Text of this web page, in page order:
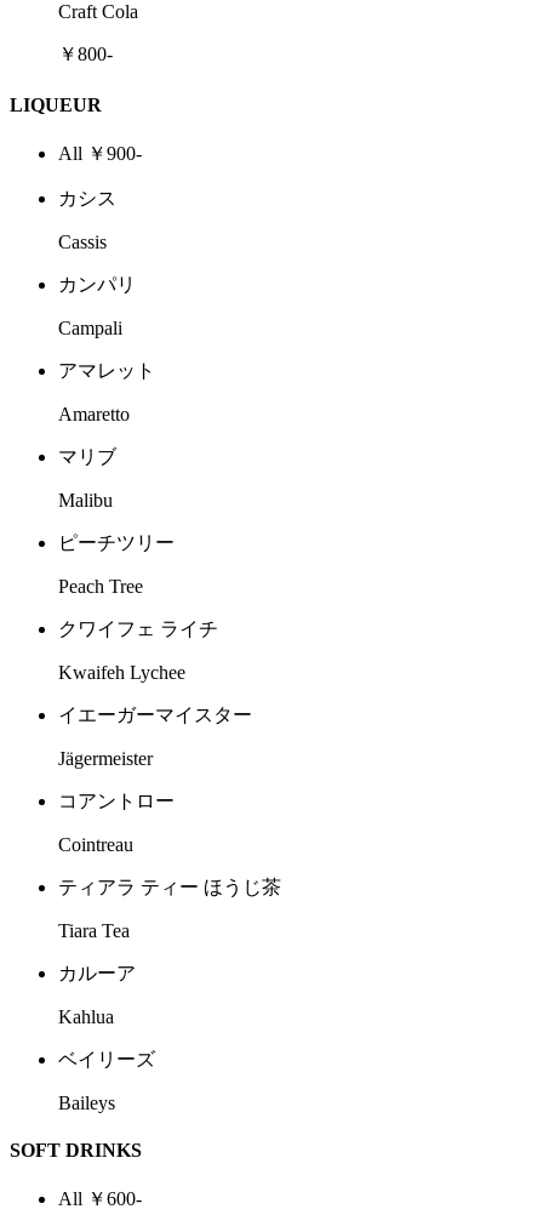
Craft Cola
￥800-
LIQUEUR
All ￥900-
カシス
Cassis
カンパリ
Campali
アマレット
Amaretto
マリブ
Malibu
ピーチツリー
Peach Tree
クワイフェ ライチ
Kwaifeh Lychee
イエーガーマイスター
Jägermeister
コアントロー
Cointreau
ティアラ ティー ほうじ茶
Tiara Tea
カルーア
Kahlua
ベイリーズ
Baileys
SOFT DRINKS
All ￥600-